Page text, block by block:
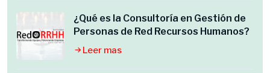
¿Qué es la Consultoría en Gestión de
Personas de Red Recursos Humanos?
Leer mas